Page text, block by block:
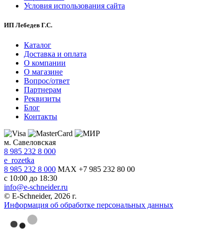
Условия использования сайта
ИП Лебедев Г.С.
Каталог
Доставка и оплата
О компании
О магазине
Вопрос/ответ
Партнерам
Реквизиты
Блог
Контакты
м. Савеловская
8 985 232 8 000
e_rozetka
8 985 232 8 000 MAX +7 985 232 80 00
с 10:00 до 18:30
info@e-schneider.ru
© E-Schneider, 2026 г.
Информация об обработке персональных данных